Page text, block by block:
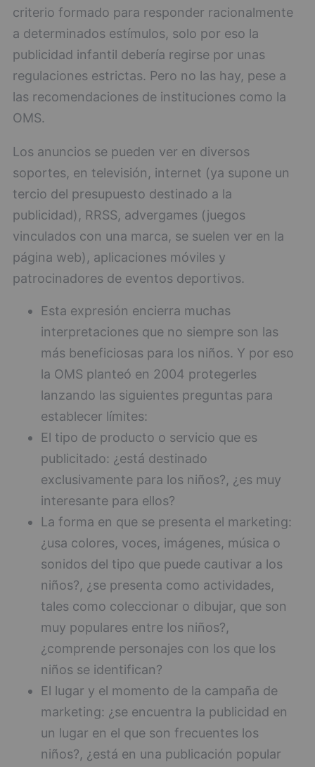
criterio formado para responder racionalmente
a determinados estímulos, solo por eso la
publicidad infantil debería regirse por unas
regulaciones estrictas. Pero no las hay, pese a
las recomendaciones de instituciones como la
OMS.
Los anuncios se pueden ver en diversos
soportes, en televisión, internet (ya supone un
tercio del presupuesto destinado a la
publicidad), RRSS, advergames (juegos
vinculados con una marca, se suelen ver en la
página web), aplicaciones móviles y
patrocinadores de eventos deportivos.
Esta expresión encierra muchas
interpretaciones que no siempre son las
más beneficiosas para los niños. Y por eso
la OMS planteó en 2004 protegerles
lanzando las siguientes preguntas para
establecer límites:
El tipo de producto o servicio que es
publicitado: ¿está destinado
exclusivamente para los niños?, ¿es muy
interesante para ellos?
La forma en que se presenta el marketing:
¿usa colores, voces, imágenes, música o
sonidos del tipo que puede cautivar a los
niños?, ¿se presenta como actividades,
tales como coleccionar o dibujar, que son
muy populares entre los niños?,
¿comprende personajes con los que los
niños se identifican?
El lugar y el momento de la campaña de
marketing: ¿se encuentra la publicidad en
un lugar en el que son frecuentes los
niños?, ¿está en una publicación popular